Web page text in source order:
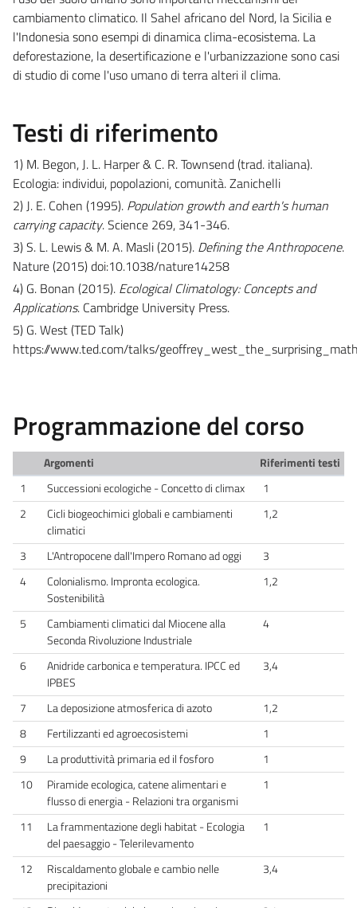
cambiamento climatico. Il Sahel africano del Nord, la Sicilia e
l'Indonesia sono esempi di dinamica clima-ecosistema. La
deforestazione, la desertificazione e l'urbanizzazione sono casi
di studio di come l'uso umano di terra alteri il clima.
Testi di riferimento
1) M. Begon, J. L. Harper & C. R. Townsend (trad. italiana).
Ecologia: individui, popolazioni, comunità. Zanichelli
2) J. E. Cohen (1995). Population growth and earth's human
carrying capacity. Science 269, 341-346.
3) S. L. Lewis & M. A. Masli (2015). Defining the Anthropocene.
Nature (2015) doi:10.1038/nature14258
4) G. Bonan (2015). Ecological Climatology: Concepts and
Applications. Cambridge University Press.
5) G. West (TED Talk)
https://www.ted.com/talks/
Programmazione del corso
Argomenti
Riferimenti testi
1
Successioni ecologiche - Concetto di climax
1
2
Cicli biogeochimici globali e cambiamenti
climatici
1,2
3 L'Antropocene dall'Impero Romano ad oggi
3
4
Colonialismo. Impronta ecologica.
Sostenibilità
1,2
5
Cambiamenti climatici dal Miocene alla
Seconda Rivoluzione Industriale
4
6
Anidride carbonica e temperatura. IPCC ed
IPBES
3,4
7 La deposizione atmosferica di azoto
1,2
8
Fertilizzanti ed agroecosistemi
1
9
La produttività primaria ed il fosforo
1
10
Piramide ecologica, catene alimentari e
flusso di energia - Relazioni tra organismi
1
11
La frammentazione degli habitat - Ecologia
del paesaggio - Telerilevamento
1
12
Riscaldamento globale e cambio nelle
precipitazioni
3,4